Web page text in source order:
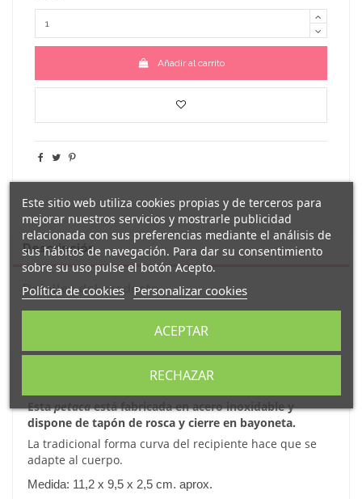
Añadir al carrito
Descripción
Detalles del producto
de metal decorada con el mensaje
Estapetacaestá fabricada en acero inoxidable y
dispone de tapón de rosca y cierre en bayoneta.
La tradicional forma curva del recipiente hace que se
adapte al cuerpo.
Medida: 11,2 x 9,5 x 2,5 cm. aprox.
Este sitio web utiliza cookies propias y de terceros para
mejorar nuestros servicios y mostrarle publicidad
relacionada con sus preferencias mediante el análisis de
sus hábitos de navegación. Para dar su consentimiento
sobre su uso pulse el botón Acepto.
Política de cookies Personalizar cookies
RECHAZAR
ACEPTAR